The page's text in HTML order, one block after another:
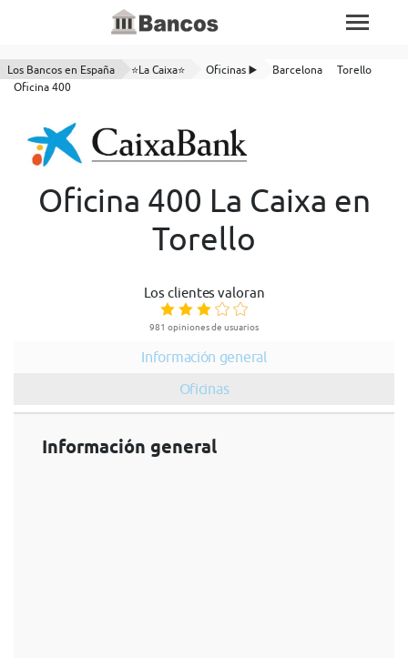
Los Bancos en España ⭐La Caixa⭐ Oficinas ▶️ Barcelona
Torello
Oficina 400
Oficina 400 La Caixa en
Torello
Los clientes valoran
981 opiniones de usuarios
Información general
Oficinas
Información general